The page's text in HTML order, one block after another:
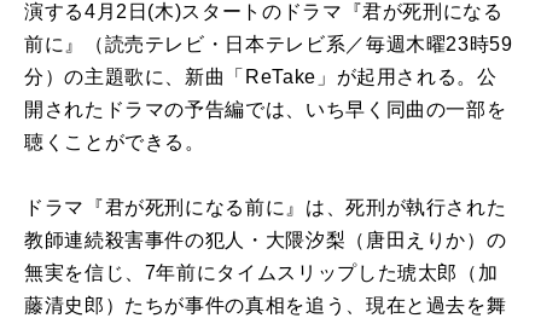
演する4月2日(木)スタートのドラマ『君が死刑になる
前に』（読売テレビ・日本テレビ系／毎週木曜23時59
分）の主題歌に、新曲「ReTake」が起用される。公
開されたドラマの予告編では、いち早く同曲の一部を
聴くことができる。
ドラマ『君が死刑になる前に』は、死刑が執行された
教師連続殺害事件の犯人・大隈汐梨（唐田えりか）の
無実を信じ、7年前にタイムスリップした琥太郎（加
藤清史郎）たちが事件の真相を追う、現在と過去を舞